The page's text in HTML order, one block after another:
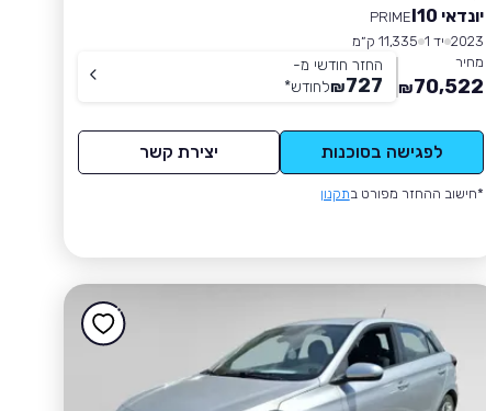
יונדאי I10
PRIME
2023 יד 1
11,335 ק״מ
מחיר
70,522
₪
החזר חודשי מ-
727
₪לחודש*
לפגישה בסוכנות יצירת קשר
*חישוב ההחזר מפורט בתקנון